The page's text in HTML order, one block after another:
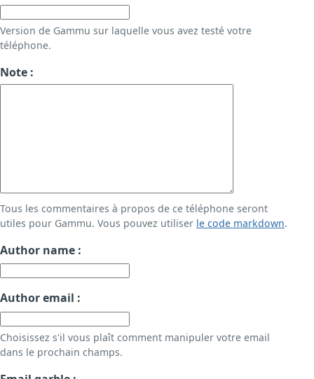
Version de Gammu sur laquelle vous avez testé votre
téléphone.
Note :
Tous les commentaires à propos de ce téléphone seront
utiles pour Gammu. Vous pouvez utiliser le code markdown.
Author name :
Author email :
Choisissez s'il vous plaît comment manipuler votre email
dans le prochain champs.